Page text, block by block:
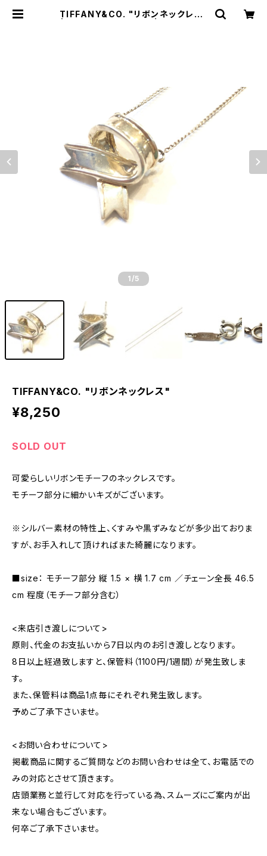
TIFFANY&CO. "リボンネックレス"
1 /5
TIFFANY&CO. "リボンネックレス"
¥8,250
SOLD OUT
可愛らしいリボンモチーフのネックレスです。
モチーフ部分に細かいキズがございます。
※シルバー素材の特性上、くすみや黒ずみなどが多少出ておりま
すが、お手入れして頂ければまた綺麗になります。
■size： モチーフ部分 縦 1.5 × 横 1.7 cm ／チェーン全長 46.5
cm 程度（モチーフ部分含む）
<来店引き渡しについて>
原則、代金のお支払いから7日以内のお引き渡しとなります。
8日以上経過致しますと、保管料（1100円/1週間）が発生致しま
す。
また、保管料は商品1点毎にそれぞれ発生致します。
予めご了承下さいませ。
<お問い合わせについて>
掲載商品に関するご質問などのお問い合わせは全て、お電話での
みの対応とさせて頂きます。
店頭業務と並行して対応を行っている為、スムーズにご案内が出
来ない場合もございます。
何卒ご了承下さいませ。